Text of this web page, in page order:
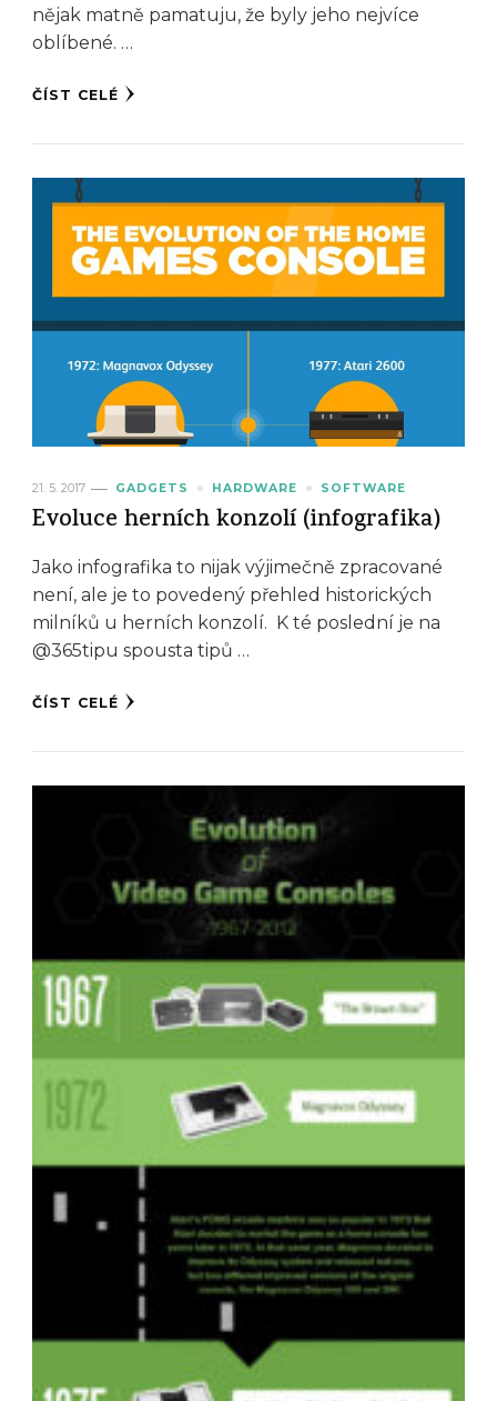
nějak matně pamatuju, že byly jeho nejvíce
oblíbené. …
ČÍST CELÉ
21. 5. 2017 GADGETS HARDWARE SOFTWARE
Evoluce herních konzolí (infografika)
Jako infografika to nijak výjimečně zpracované
není, ale je to povedený přehled historických
milníků u herních konzolí. K té poslední je na
@365tipu spousta tipů …
ČÍST CELÉ